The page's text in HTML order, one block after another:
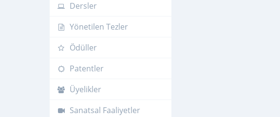
Dersler
Yönetilen Tezler
Ödüller
Patentler
Üyelikler
Sanatsal Faaliyetler